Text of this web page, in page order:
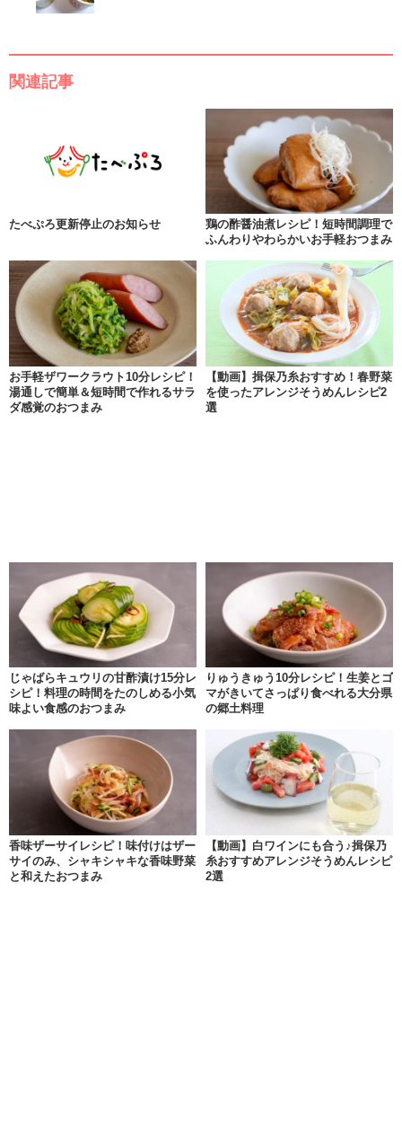
関連記事
たべぷろ更新停止のお知らせ
鶏の酢醤油煮レシピ！短時間調理で
ふんわりやわらかいお手軽おつまみ
お手軽ザワークラウト10分レシピ！
湯通しで簡単＆短時間で作れるサラ
ダ感覚のおつまみ
【動画】揖保乃糸おすすめ！春野菜
を使ったアレンジそうめんレシピ2
選
じゃばらキュウリの甘酢漬け15分レ
シピ！料理の時間をたのしめる小気
味よい食感のおつまみ
りゅうきゅう10分レシピ！生姜とゴ
マがきいてさっぱり食べれる大分県
の郷土料理
香味ザーサイレシピ！味付けはザー
サイのみ、シャキシャキな香味野菜
と和えたおつまみ
【動画】白ワインにも合う♪揖保乃
糸おすすめアレンジそうめんレシピ
2選